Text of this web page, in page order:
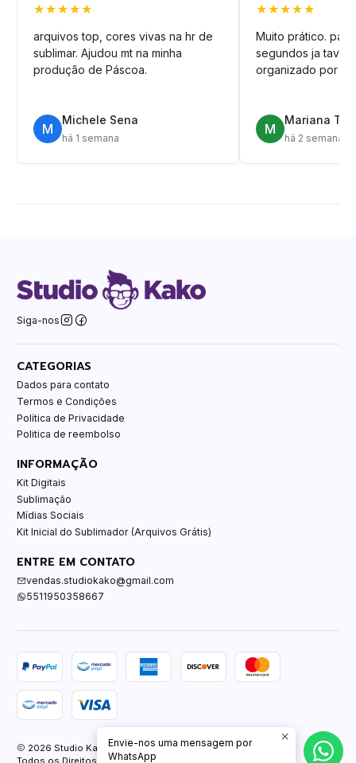
★★★★★
arquivos top, cores vivas na hr de
sublimar. Ajudou mt na minha
produção de Páscoa.
M
Michele Sena
há 1 semana
★★★★★
Muito prático.
segundos ja tava
organizado por
M
Mariana T.
há 2 semanas
Siga-nos
CATEGORIAS
Dados para contato
Termos e Condições
Política de Privacidade
Politica de reembolso
INFORMAÇÃO
Kit Digitais
Sublimação
Mídias Sociais
Kit Inicial do Sublimador (Arquivos Grátis)
ENTRE EM CONTATO
vendas.studiokako@gmail.com
5511950358667
2026 Studio Kako.
Todos os Direitos Reservados.
Envie-nos uma mensagem por
WhatsApp